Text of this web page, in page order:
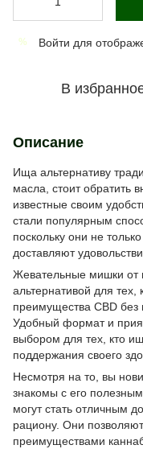
% Войти для
В
Описание
Ища альтернативу
масла, стоит обратить
известные своим
стали популярным
поскольку они не
доставляют
Жевательные мишки от
альтернативой для тех,
преимущества CBD без
Удобный формат и
выбором для тех, кто
поддержания своего
Несмотря на то, вы
знакомы с его
могут стать отличным
рациону. Они
преимуществами